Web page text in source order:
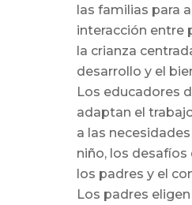
las familias para
interacción entre
la crianza
desarrollo y el
Los educadores
adaptan el
a las
niño, los
los padres y el
Los padres